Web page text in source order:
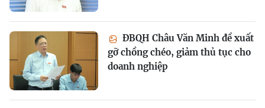
ĐBQH Châu Văn Minh đề xuất
gỡ chồng chéo, giảm thủ tục cho
doanh nghiệp